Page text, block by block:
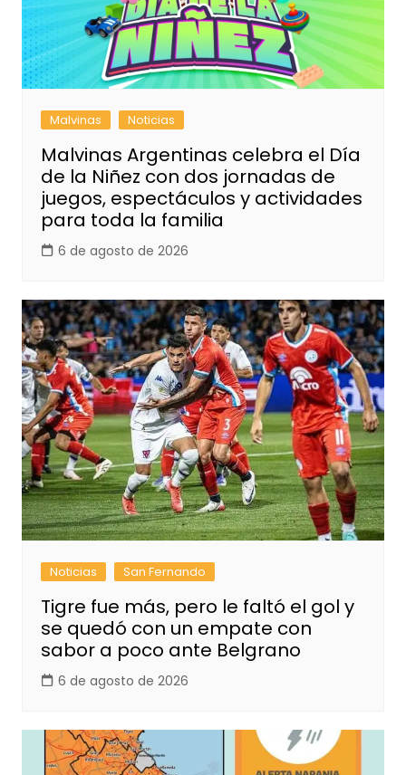
Malvinas Noticias
Malvinas Argentinas celebra el Día
de la Niñez con dos jornadas de
juegos, espectáculos y actividades
para toda la familia
6 de agosto de 2026
Noticias San Fernando
Tigre fue más, pero le faltó el gol y
se quedó con un empate con
sabor a poco ante Belgrano
6 de agosto de 2026